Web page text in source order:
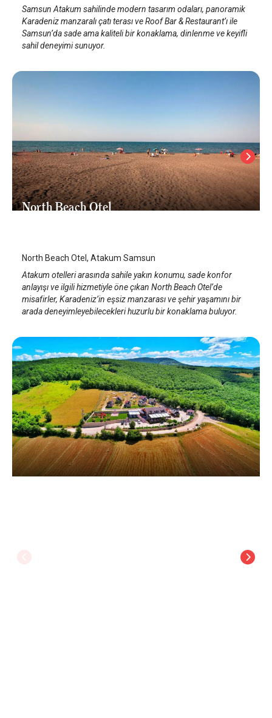
Samsun Atakum sahilinde modern tasarım odaları, panoramik
Karadeniz manzaralı çatı terası ve Roof Bar & Restaurant’ı ile
Samsun’da sade ama kaliteli bir konaklama, dinlenme ve keyifli
sahil deneyimi sunuyor.
North Beach Otel
North Beach Otel, Atakum Samsun
Atakum otelleri arasında sahile yakın konumu, sade konfor
anlayışı ve ilgili hizmetiyle öne çıkan North Beach Otel’de
misafirler, Karadeniz’in eşsiz manzarası ve şehir yaşamını bir
arada deneyimleyebilecekleri huzurlu bir konaklama buluyor.